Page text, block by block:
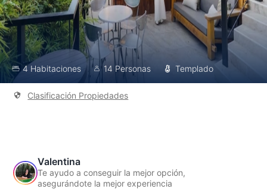
4 Habitaciones 14 Personas Templado
Clasificación Propiedades
Valentina
Te ayudo a conseguir la mejor opción,
asegurándote la mejor experiencia